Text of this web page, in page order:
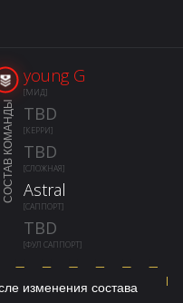
СОСТАВ КОМАНДЫ
young G
[МИД]
TBD
[КЕРРИ]
TBD
[СЛОЖНАЯ]
Astral
[САППОРТ]
TBD
[ФУЛ САППОРТ]
изменения состава